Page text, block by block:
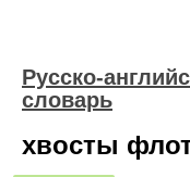
Русско-
словарь
хвосты